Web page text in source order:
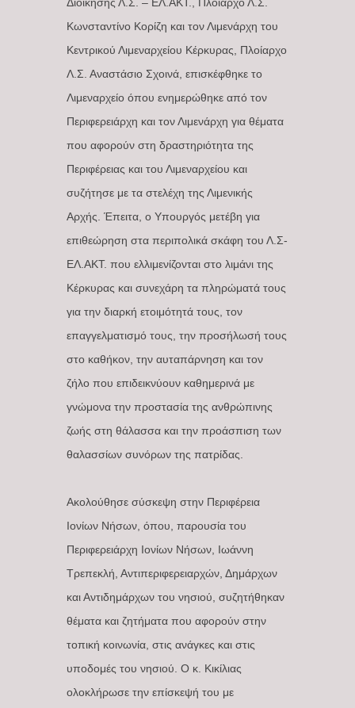
Κωνσταντίνο Κορίζη και τον Λιμενάρχη του
Κεντρικού Λιμεναρχείου Κέρκυρας, Πλοίαρχο
Λ.Σ. Αναστάσιο Σχοινά, επισκέφθηκε το
Λιμεναρχείο όπου ενημερώθηκε από τον
Περιφερειάρχη και τον Λιμενάρχη για θέματα
που αφορούν στη δραστηριότητα της
Περιφέρειας και του Λιμεναρχείου και
συζήτησε με τα στελέχη της Λιμενικής
Αρχής. Έπειτα, ο Υπουργός μετέβη για
επιθεώρηση στα περιπολικά σκάφη του Λ.Σ-
ΕΛ.ΑΚΤ. που ελλιμενίζονται στο λιμάνι της
Κέρκυρας και συνεχάρη τα πληρώματά τους
για την διαρκή ετοιμότητά τους, τον
επαγγελματισμό τους, την προσήλωσή τους
στο καθήκον, την αυταπάρνηση και τον
ζήλο που επιδεικνύουν καθημερινά με
γνώμονα την προστασία της ανθρώπινης
ζωής στη θάλασσα και την προάσπιση των
θαλασσίων συνόρων της πατρίδας.
Ακολούθησε σύσκεψη στην Περιφέρεια
Ιονίων Νήσων, όπου, παρουσία του
Περιφερειάρχη Ιονίων Νήσων, Ιωάννη
Τρεπεκλή, Αντιπεριφερειαρχών, Δημάρχων
και Αντιδημάρχων του νησιού, συζητήθηκαν
θέματα και ζητήματα που αφορούν στην
τοπική κοινωνία, στις ανάγκες και στις
υποδομές του νησιού. Ο κ. Κικίλιας
ολοκλήρωσε την επίσκεψή του με